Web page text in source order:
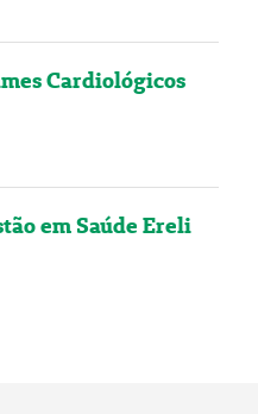
Cardiológicos
em Saúde Ereli